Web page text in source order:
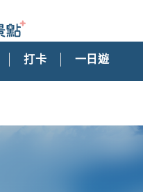
打卡 一日遊